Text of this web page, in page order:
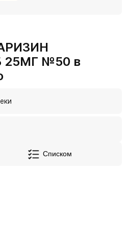
25МГ №50 в
Списком